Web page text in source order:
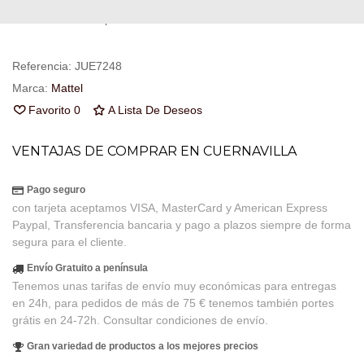
Referencia: JUE7248
Marca: Mattel
Favorito 0 A Lista De Deseos
VENTAJAS DE COMPRAR EN CUERNAVILLA
Pago seguro
con tarjeta aceptamos VISA, MasterCard y American Express
Paypal, Transferencia bancaria y pago a plazos siempre de forma
segura para el cliente.
Envío Gratuito a península
Tenemos unas tarifas de envío muy económicas para entregas
en 24h, para pedidos de más de 75 € tenemos también portes
grátis en 24-72h. Consultar condiciones de envío.
Gran variedad de productos a los mejores precios